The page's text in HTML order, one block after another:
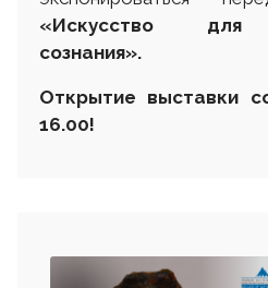
«Искусство для
сознания».
Открытие выставки
16.00!